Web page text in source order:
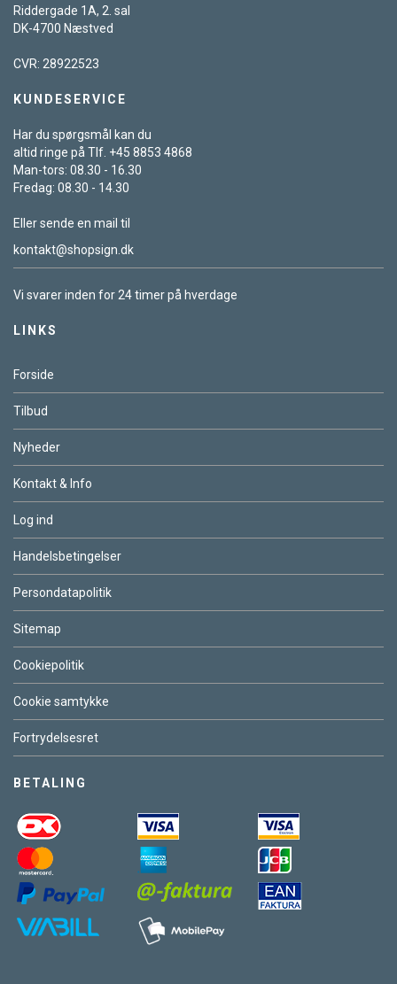
Riddergade 1A, 2. sal
DK-4700 Næstved
CVR: 28922523
KUNDESERVICE
Har du spørgsmål kan du
altid ringe på Tlf. +45 8853 4868
Man-tors: 08.30 - 16.30
Fredag: 08.30 - 14.30
Eller sende en mail til
kontakt@shopsign.dk
Vi svarer inden for 24 timer på hverdage
LINKS
Forside
Tilbud
Nyheder
Kontakt & Info
Log ind
Handelsbetingelser
Persondatapolitik
Sitemap
Cookiepolitik
Cookie samtykke
Fortrydelsesret
BETALING